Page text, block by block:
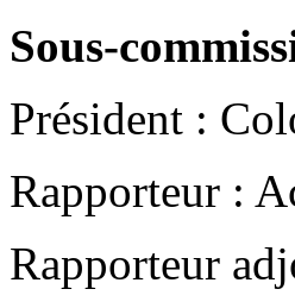
Sous-
Président :
Rapporteur :
Rapporteur